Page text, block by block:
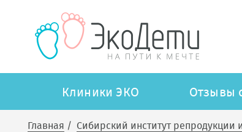
Клиники ЭКО Отзывы
Главная / Сибирский институт репродукции